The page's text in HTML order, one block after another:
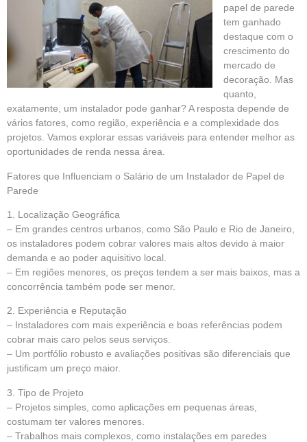
papel de parede
tem ganhado
destaque com o
crescimento do
mercado de
decoração. Mas
quanto,
exatamente, um instalador pode ganhar? A resposta depende de
vários fatores, como região, experiência e a complexidade dos
projetos. Vamos explorar essas variáveis para entender melhor as
oportunidades de renda nessa área.
Fatores que Influenciam o Salário de um Instalador de Papel de
Parede
1. Localização Geográfica
– Em grandes centros urbanos, como São Paulo e Rio de Janeiro,
os instaladores podem cobrar valores mais altos devido à maior
demanda e ao poder aquisitivo local.
– Em regiões menores, os preços tendem a ser mais baixos, mas a
concorrência também pode ser menor.
2. Experiência e Reputação
– Instaladores com mais experiência e boas referências podem
cobrar mais caro pelos seus serviços.
– Um portfólio robusto e avaliações positivas são diferenciais que
justificam um preço maior.
3. Tipo de Projeto
– Projetos simples, como aplicações em pequenas áreas,
costumam ter valores menores.
– Trabalhos mais complexos, como instalações em paredes